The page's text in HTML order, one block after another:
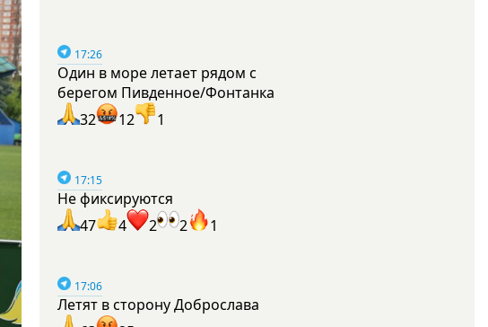
17:26
Один в море летает рядом с
берегом Пивденное/Фонтанка
32
12 1
17:15
Не фиксируются
47
4 2 2 1
17:06
Летят в сторону Доброслава